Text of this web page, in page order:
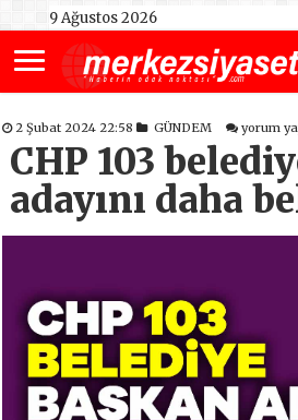
9 Ağustos 2026
2 Şubat 2024 22:58 GÜNDEM yorum
CHP 103
adayını daha